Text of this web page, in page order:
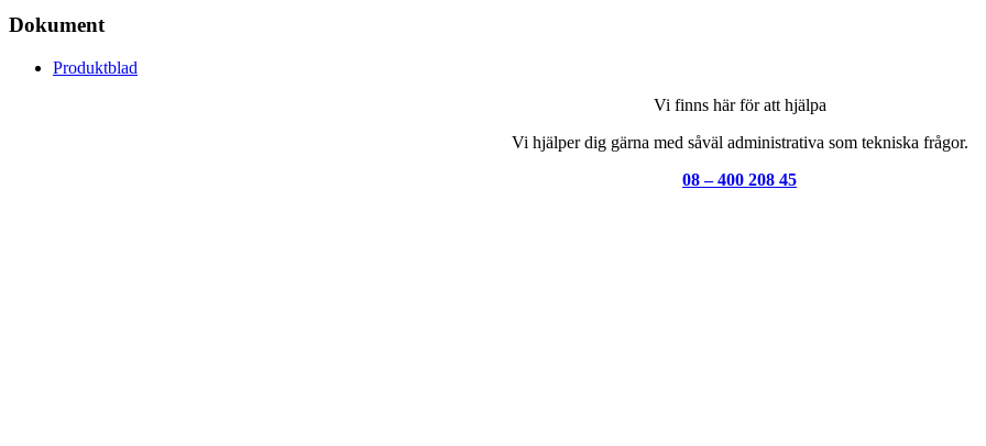
Dokument
Produktblad
Vi finns här för att hjälpa
Vi hjälper dig gärna med såväl administrativa som tekniska frågor.
08 – 400 208 45